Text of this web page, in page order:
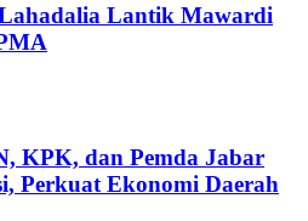
Lantik Mawardi
KPK, dan Pemda Jabar
Perkuat Ekonomi Daerah